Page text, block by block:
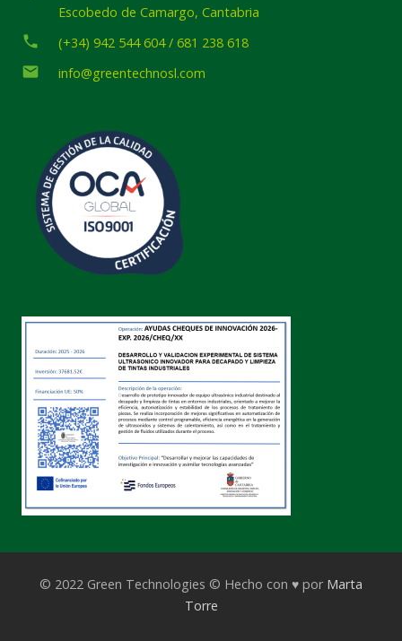
Escobedo de Camargo, Cantabria
phone (+34) 942 544 604 / 681 238 618
email info@greentechnosl.com
© 2022 Green Technologies © Hecho con ♥ por Marta
Torre